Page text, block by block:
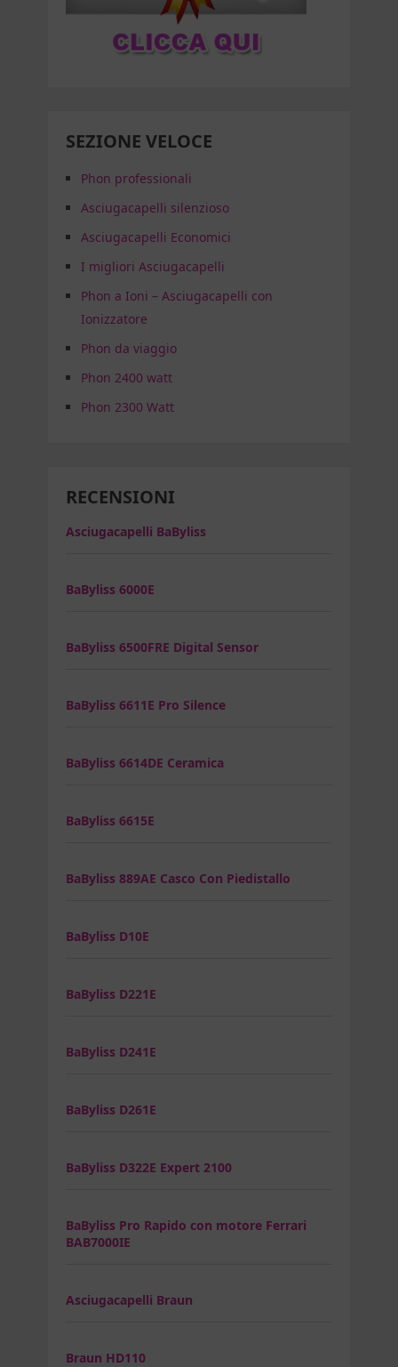
SEZIONE VELOCE
Phon professionali
Asciugacapelli silenzioso
Asciugacapelli Economici
I migliori Asciugacapelli
Phon a Ioni – Asciugacapelli con
Ionizzatore
Phon da viaggio
Phon 2400 watt
Phon 2300 Watt
RECENSIONI
Asciugacapelli BaByliss
BaByliss 6000E
BaByliss 6500FRE Digital Sensor
BaByliss 6611E Pro Silence
BaByliss 6614DE Ceramica
BaByliss 6615E
BaByliss 889AE Casco Con Piedistallo
BaByliss D10E
BaByliss D221E
BaByliss D241E
BaByliss D261E
BaByliss D322E Expert 2100
BaByliss Pro Rapido con motore Ferrari
BAB7000IE
Asciugacapelli Braun
Braun HD110